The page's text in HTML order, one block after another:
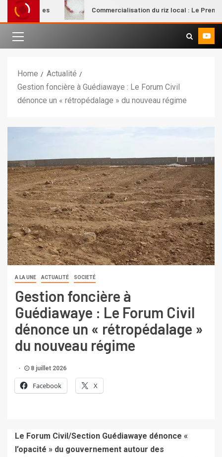
Commercialisation du riz local : Le Premier
Home
Actualité
Gestion foncière à Guédiawaye : Le Forum Civil
dénonce un « rétropédalage » du nouveau régime
A LA UNE ACTUALITÉ SOCIETÉ
Gestion foncière à
Guédiawaye : Le Forum Civil
dénonce un « rétropédalage »
du nouveau régime
8 juillet 2026
Facebook X
Le Forum Civil/Section Guédiawaye dénonce «
l’opacité » du gouvernement autour des